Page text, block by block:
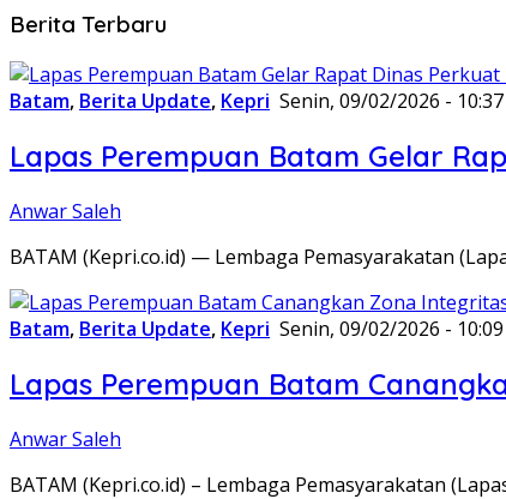
Berita Terbaru
Batam, Berita Update, Kepri Senin, 09/02/2026 -
Lapas Perempuan Batam Gelar
Anwar Saleh
BATAM (Kepri.co.id) — Lembaga Pemasyarakatan
Batam, Berita Update, Kepri Senin, 09/02/2026 -
Lapas Perempuan Batam
Anwar Saleh
BATAM (Kepri.co.id) – Lembaga Pemasyarakatan